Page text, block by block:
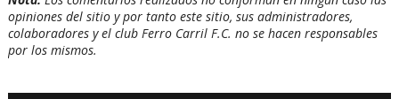
opiniones del sitio y por tanto este sitio, sus administradores,
colaboradores y el club Ferro Carril F.C. no se hacen responsables
por los mismos.